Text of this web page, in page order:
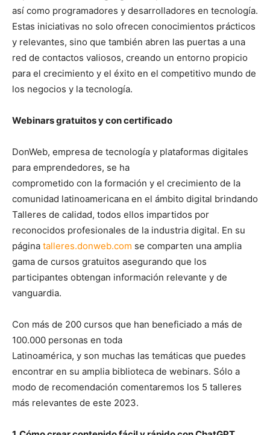
así como programadores y desarrolladores en tecnología.
Estas iniciativas no solo ofrecen conocimientos prácticos
y relevantes, sino que también abren las puertas a una
red de contactos valiosos, creando un entorno propicio
para el crecimiento y el éxito en el competitivo mundo de
los negocios y la tecnología.
Webinars gratuitos y con certificado
DonWeb, empresa de tecnología y plataformas digitales
para emprendedores, se ha
comprometido con la formación y el crecimiento de la
comunidad latinoamericana en el ámbito digital brindando
Talleres de calidad, todos ellos impartidos por
reconocidos profesionales de la industria digital. En su
página talleres.donweb.com se comparten una amplia
gama de cursos gratuitos asegurando que los
participantes obtengan información relevante y de
vanguardia.
Con más de 200 cursos que han beneficiado a más de
100.000 personas en toda
Latinoamérica, y son muchas las temáticas que puedes
encontrar en su amplia biblioteca de webinars. Sólo a
modo de recomendación comentaremos los 5 talleres
más relevantes de este 2023.